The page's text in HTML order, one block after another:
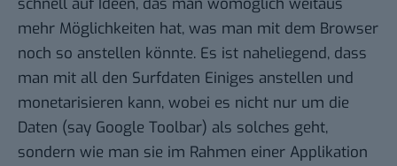
schnell auf Ideen, das man womöglich weitaus
mehr Möglichkeiten hat, was man mit dem Browser
noch so anstellen könnte. Es ist naheliegend, dass
man mit all den Surfdaten Einiges anstellen und
monetarisieren kann, wobei es nicht nur um die
Daten (say Google Toolbar) als solches geht,
sondern wie man sie im Rahmen einer Applikation